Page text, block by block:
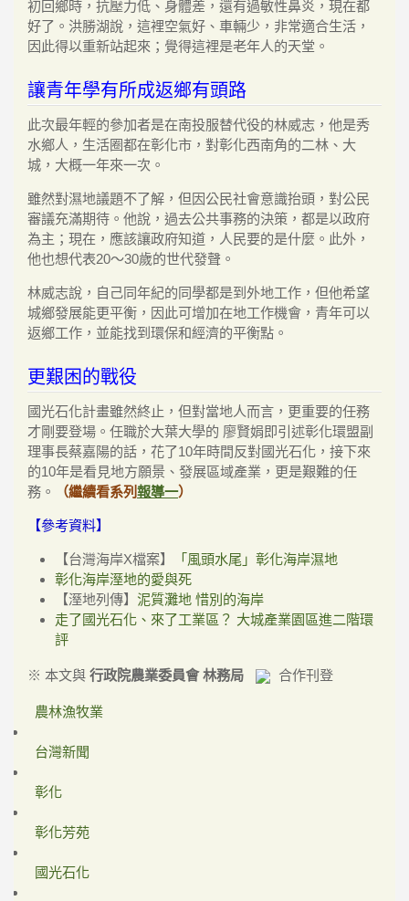
初回鄉時，抗壓力低、身體差，還有過敏性鼻炎，現在都
好了。洪勝湖說，這裡空氣好、車輛少，非常適合生活，
因此得以重新站起來；覺得這裡是老年人的天堂。
讓青年學有所成返鄉有頭路
此次最年輕的參加者是在南投服替代役的林威志，他是秀
水鄉人，生活圈都在彰化市，對彰化西南角的二林、大
城，大概一年來一次。
雖然對濕地議題不了解，但因公民社會意識抬頭，對公民
審議充滿期待。他說，過去公共事務的決策，都是以政府
為主；現在，應該讓政府知道，人民要的是什麼。此外，
他也想代表20～30歲的世代發聲。
林威志說，自己同年紀的同學都是到外地工作，但他希望
城鄉發展能更平衡，因此可增加在地工作機會，青年可以
返鄉工作，並能找到環保和經濟的平衡點。
更艱困的戰役
國光石化計畫雖然終止，但對當地人而言，更重要的任務
才剛要登場。任職於大葉大學的 廖賢娟即引述彰化環盟副
理事長蔡嘉陽的話，花了10年時間反對國光石化，接下來
的10年是看見地方願景、發展區域產業，更是艱難的任
務。
（繼續看系列 報導一）
【參考資料】
【台灣海岸X檔案】
「風頭水尾」彰化海岸濕地
彰化海岸溼地的愛與死
【溼地列傳】 泥質灘地 惜別的海岸
走了國光石化、來了工業區？ 大城產業園區進二階環
評
※ 本文與 行政院農業委員會 林務局 合作刊登
農林漁牧業
台灣新聞
彰化
彰化芳苑
國光石化